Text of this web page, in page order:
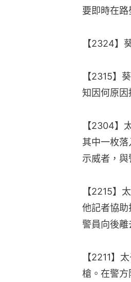
要即時在
【2324】
【2315】
知因何原因
【2304】
其中一枚
示威者，與
【2215】
他記者協
警員向後離
【2211】
槍。在警